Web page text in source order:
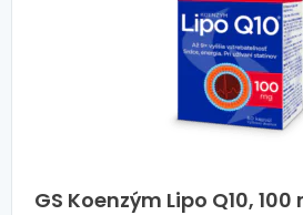
GS Koenzým Lipo Q10,